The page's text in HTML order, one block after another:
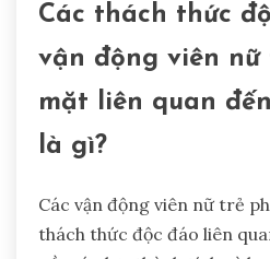
Các thách thức
vận động viên
mặt liên quan
là gì?
Các vận động viên nữ trẻ
thách thức độc đáo liên